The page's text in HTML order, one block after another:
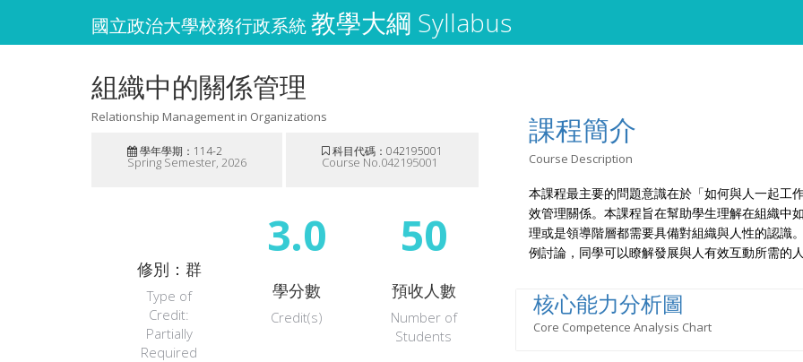
國立政治大學校務行政系統教學大綱 Syllabus
組織中的關係管理
Relationship Management in Organizations
學年學期：114-2
Spring Semester, 2026
科目代碼：042195001
Course No.042195001
修別：群
Type of
Credit:
Partially
Required
3.0
學分數
Credit(s)
50
預收人數
Number of
Students
課程簡介
Course Description
本課程最主要的問題意識在於「如何與人一起工
效管理關係。本課程旨在幫助學生理解在組織中
理或是領導階層都需要具備對組織與人性的認識
例討論，同學可以瞭解發展與人有效互動所需的
核心能力分析圖
Core Competence Analysis Chart